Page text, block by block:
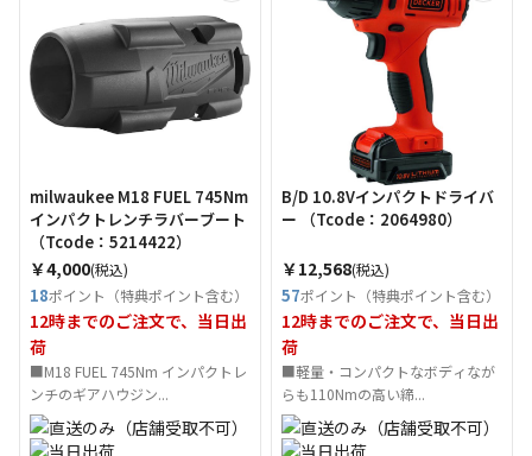
milwaukee M18 FUEL 745Nm
インパクトレンチラバーブート
（Tcode：5214422）
￥4,000(税込)
18ポイント（特典ポイント含む）
12時までのご注文で、当日出
荷
■M18 FUEL 745Nm インパクトレ
ンチのギアハウジン...
B/D 10.8Vインパクトドライバ
ー （Tcode：2064980）
￥12,568(税込)
57ポイント（特典ポイント含む）
12時までのご注文で、当日出
荷
■軽量・コンパクトなボディなが
らも110Nmの高い締...